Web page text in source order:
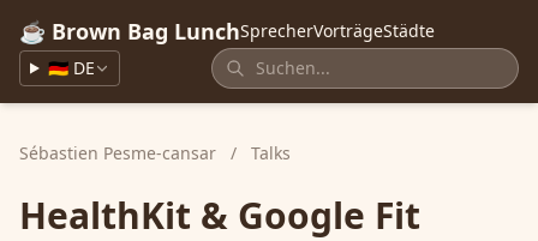
☕ Brown Bag LunchSprecherVorträgeStädte
🇩🇪 DE
Sébastien Pesme-cansar / Talks
HealthKit & Google Fit